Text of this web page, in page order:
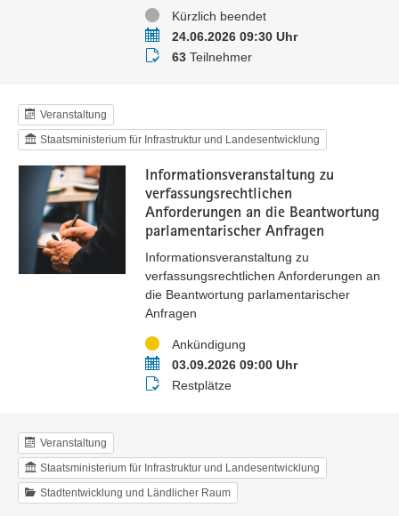
StatusKürzlich beendet
Termin24.06.2026 09:30 Uhr
Teilnehmer
63Teilnehmer
Veranstaltung
Staatsministerium für Infrastruktur und Landesentwicklung
Informationsveranstaltung zu
verfassungsrechtlichen
Anforderungen an die Beantwortung
parlamentarischer Anfragen
Informationsveranstaltung zu
verfassungsrechtlichen Anforderungen an
die Beantwortung parlamentarischer
Anfragen
StatusAnkündigung
Termin03.09.2026 09:00 Uhr
Buchungsstatus
Restplätze
Veranstaltung
Staatsministerium für Infrastruktur und Landesentwicklung
Stadtentwicklung und Ländlicher Raum